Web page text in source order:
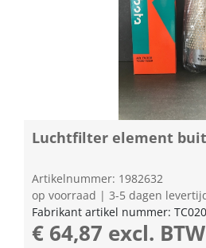
Luchtfilter element
Artikelnummer: 1982632
op voorraad | 3-5 dagen
Fabrikant artikel nummer:
€ 64,87 excl. BTW